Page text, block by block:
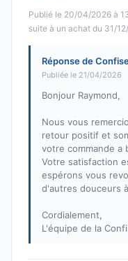
Publié le 20/04/2026 à
suite à un achat du 31/
Réponse de
Publiée le 21/04/2026
Bonjour Raymond,
Nous vous
retour positif et
votre commande a
Votre satisfaction
espérons vous
d'autres douceurs
Cordialement,
L'équipe de la